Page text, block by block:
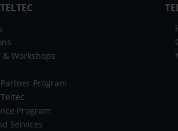
& Workshops
Program
Program
Services